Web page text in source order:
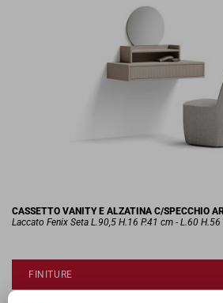
CASSETTO VANITY E ALZATINA C/SPECCHIO
Laccato Fenix Seta L.90,5 H.16 P.41 cm - L.60 H.56
FINITURE